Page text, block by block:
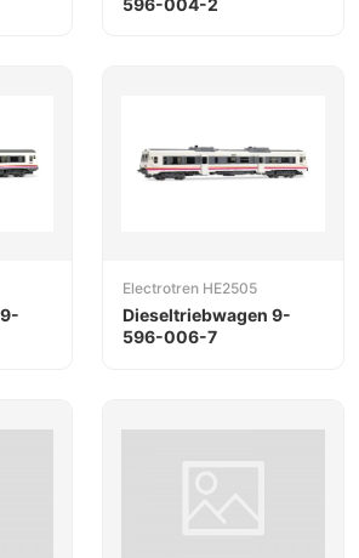
Electrotren HE2505
Dieseltriebwagen 9-
596-006-7